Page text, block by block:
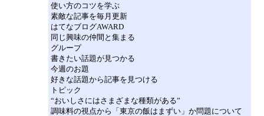
使い方のコツを学ぶ
素敵な記事を毎月更新
はてなブログAWARD
同じ興味の仲間と集まる
グループ
書きたい話題が見つかる
今週のお題
好きな話題から記事を見つける
トピック
“おいしさにはさまざまな種類がある”
調味料の視点から「東京の飯はまずい」か問題について